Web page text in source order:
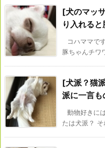
[犬のマッ
り入れる
コハママで
豚ちゃんチワ
[犬派？猫
派に一言も
動物好きに
たは犬派？